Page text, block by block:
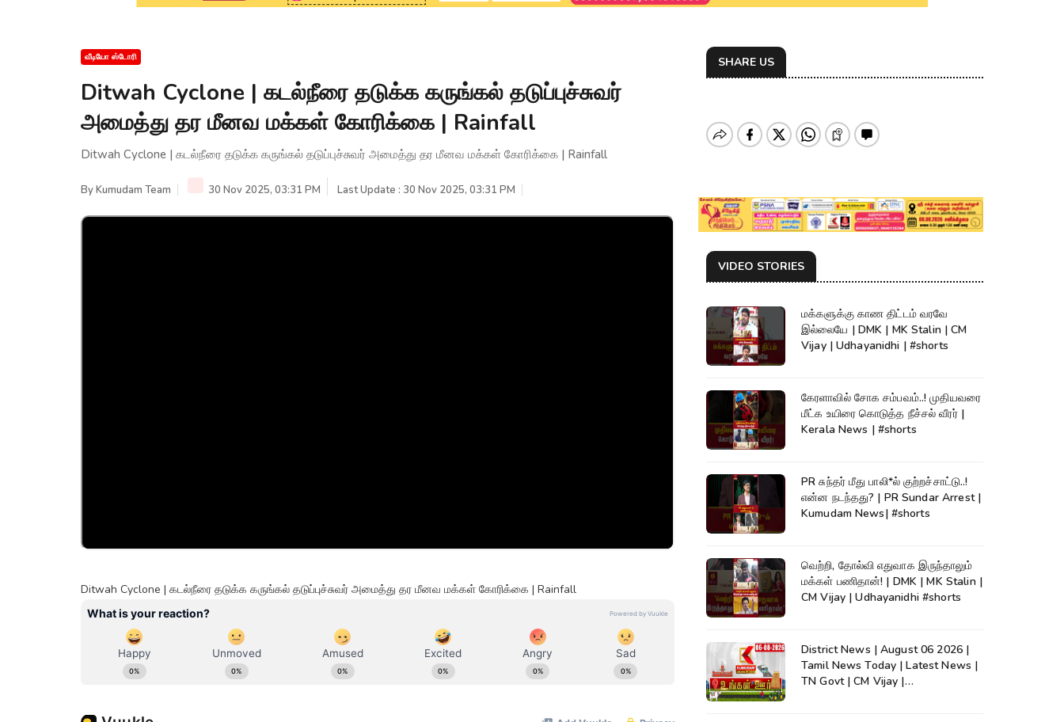
வீடியோ ஸ்டோரி
Ditwah Cyclone | கடல்நீரை தடுக்க கருங்கல் தடுப்புச்சுவர்
அமைத்து தர மீனவ மக்கள் கோரிக்கை | Rainfall
Ditwah Cyclone | கடல்நீரை தடுக்க கருங்கல் தடுப்புச்சுவர் அமைத்து தர மீனவ மக்கள் கோரிக்கை | Rainfall
ByKumudam Team 30 Nov 2025, 03:31 PM Last Update : 30 Nov 2025, 03:31 PM
Ditwah Cyclone | கடல்நீரை தடுக்க கருங்கல் தடுப்புச்சுவர் அமைத்து தர மீனவ மக்கள் கோரிக்கை | Rainfall
SHARE US
VIDEO STORIES
மக்களுக்கு காண திட்டம் வரவே
இல்லையே | DMK | MK Stalin | CM
Vijay | Udhayanidhi | #shorts
கேரளாவில் சோக சம்பவம்..! முதியவரை
மீட்க உயிரை கொடுத்த நீச்சல் வீரர் |
Kerala News | #shorts
PR சுந்தர் மீது பாலி*ல் குற்றச்சாட்டு..!
என்ன நடந்தது? | PR Sundar Arrest |
Kumudam News| #shorts
வெற்றி, தோல்வி எதுவாக இருந்தாலும்
மக்கள் பணிதான்! | DMK | MK Stalin |
CM Vijay | Udhayanidhi #shorts
District News | August 06 2026 |
Tamil News Today | Latest News |
TN Govt | CM Vijay |